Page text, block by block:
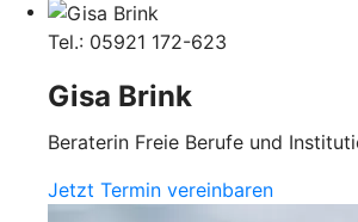
Tel.: 05921 172-623
Gisa Brink
Beraterin Freie Berufe und
Jetzt Termin vereinbaren